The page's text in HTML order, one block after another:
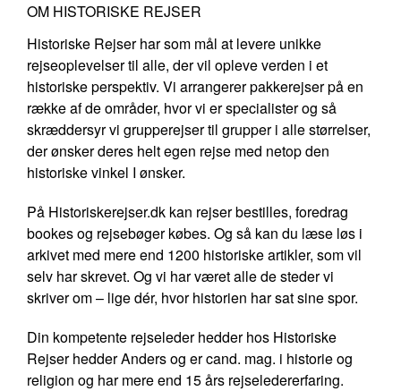
OM HISTORISKE REJSER
Historiske Rejser har som mål at levere unikke
rejseoplevelser til alle, der vil opleve verden i et
historiske perspektiv. Vi arrangerer pakkerejser på en
række af de områder, hvor vi er specialister og så
skræddersyr vi grupperejser til grupper i alle størrelser,
der ønsker deres helt egen rejse med netop den
historiske vinkel I ønsker.
På Historiskerejser.dk kan rejser bestilles, foredrag
bookes og rejsebøger købes. Og så kan du læse løs i
arkivet med mere end 1200 historiske artikler, som vil
selv har skrevet. Og vi har været alle de steder vi
skriver om – lige dér, hvor historien har sat sine spor.
Din kompetente rejseleder hedder hos Historiske
Rejser hedder Anders og er cand. mag. i historie og
religion og har mere end 15 års rejseledererfaring.